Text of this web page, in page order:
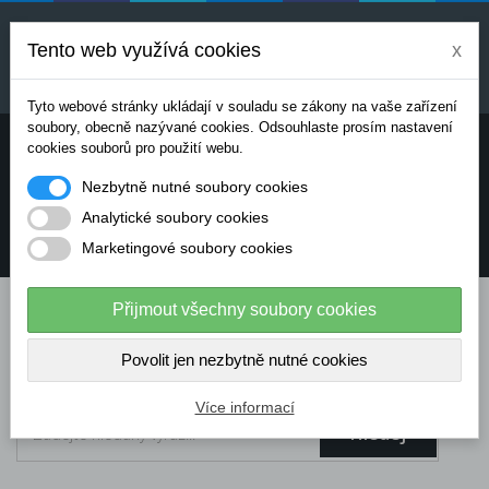
Uvedené ceny jsou orientační a mohou se měnit v
závislosti na aktuálních cenách výrobců a
dodavatelů. Pro přesnou cenovou nabídku prosím
Potřebujete poradit? Chcete objednávat telefonicky:
info@dataflex-security.com
Hledej
Tento web využívá cookies x
Tyto webové stránky ukládají v souladu se zákony na vaše zařízení
soubory, obecně nazývané cookies. Odsouhlaste prosím nastavení
cookies souborů pro použití webu.
Nezbytně nutné soubory cookies
Analytické soubory cookies
Marketingové soubory cookies
Přijmout všechny soubory cookies
Povolit jen nezbytně nutné cookies
Více informací